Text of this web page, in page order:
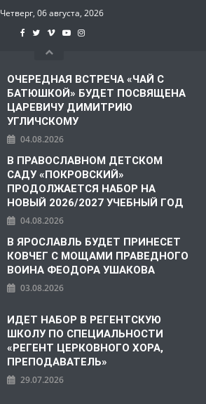
Четверг, 06 августа, 2026
ОЧЕРЕДНАЯ ВСТРЕЧА «ЧАЙ С
БАТЮШКОЙ» БУДЕТ ПОСВЯЩЕНА
ЦАРЕВИЧУ ДИМИТРИЮ
УГЛИЧСКОМУ
04.08.2026
В ПРАВОСЛАВНОМ ДЕТСКОМ
САДУ «ПОКРОВСКИЙ»
ПРОДОЛЖАЕТСЯ НАБОР НА
НОВЫЙ 2026/2027 УЧЕБНЫЙ ГОД
04.08.2026
В ЯРОСЛАВЛЬ БУДЕТ ПРИНЕСЕТ
КОВЧЕГ С МОЩАМИ ПРАВЕДНОГО
ВОИНА ФЕОДОРА УШАКОВА
03.08.2026
ИДЕТ НАБОР В РЕГЕНТСКУЮ
ШКОЛУ ПО СПЕЦИАЛЬНОСТИ
«РЕГЕНТ ЦЕРКОВНОГО ХОРА,
ПРЕПОДАВАТЕЛЬ»
29.07.2026